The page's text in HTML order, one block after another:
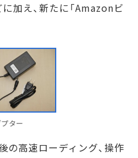
加え、新たに「Amazonビ
ター
高速ローディング、操作